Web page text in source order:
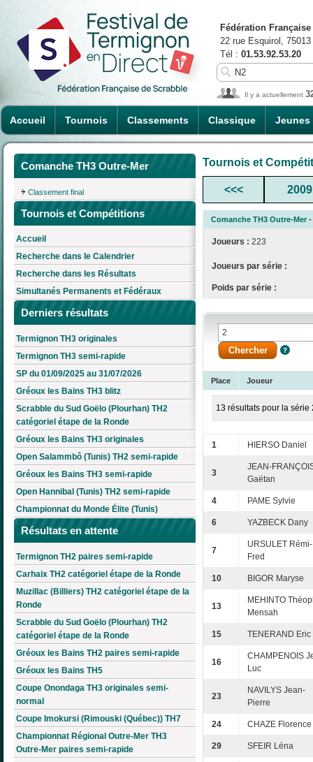
Accueil Tournois Classements Classique Jeunes
Fédération
22 rue Esquirol,
Tél : 01.53.92.53.20
Il y a actuellement
Comanche TH3 Outre-Mer
Classement final
Tournois et Compétitions
Accueil
Recherche dans le Calendrier
Recherche dans les Résultats
Simultanés Permanents et Fédéraux
Derniers résultats
Termignon TH3 originales
Termignon TH3 semi-rapide
SP du 01/09/2025 au 31/07/2026
Gréoux les Bains TH3 blitz
Scrabble du Sud Goëlo (Plourhan) TH2
catégoriel étape de la Ronde
Gréoux les Bains TH3 originales
Open Salammbô (Tunis) TH2 semi-rapide
Gréoux les Bains TH3 semi-rapide
Open Hannibal (Tunis) TH2 semi-rapide
Championnat du Monde Élite (Tunis)
Résultats en attente
Termignon TH2 paires semi-rapide
Carhaix TH2 catégoriel étape de la Ronde
Muzillac (Billiers) TH2 catégoriel étape de la
Ronde
Scrabble du Sud Goëlo (Plourhan) TH2
catégoriel étape de la Ronde
Gréoux les Bains TH2 paires semi-rapide
Gréoux les Bains TH5
Coupe Onondaga TH3 originales semi-
normal
Coupe Imokursi (Rimouski (Québec)) TH7
Championnat Régional Outre-Mer TH3
Outre-Mer paires semi-rapide
Tournois et
<<< 2009
Comanche TH3 Outre-Mer -
Joueurs : 223
Joueurs par série :
Poids par série :
Place Joueur
13 résultats pour la série
1 HIERSO Daniel
3
JEAN-
Gaëtan
4 PAME Sylvie
6 YAZBECK Dany
7
URSULET Rémi-
Fred
10 BIGOR Maryse
13
MEHINTO
Mensah
15 TENERAND Eric
16
CHAMPENOIS
Luc
23
NAVILYS Jean-
Pierre
24 CHAZE Florence
29 SFEIR Léna